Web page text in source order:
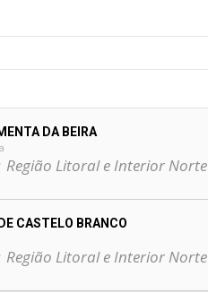
DA BEIRA
Região Litoral e Interior Norte
CASTELO BRANCO
Região Litoral e Interior Norte